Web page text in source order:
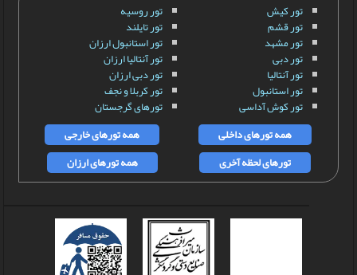
تور کیش
تور قشم
تور مشهد
تور دبی
تور آنتالیا
تور استانبول
تور کوش آداسی
تور روسیه
تور تایلند
تور استانبول ارزان
تور آنتالیا ارزان
تور دبی ارزان
تور کربلا و نجف
تورهای گرجستان
همه تورهای داخلی
همه تورهای خارجی
تورهای لحظه آخری
همه تورهای ارزان